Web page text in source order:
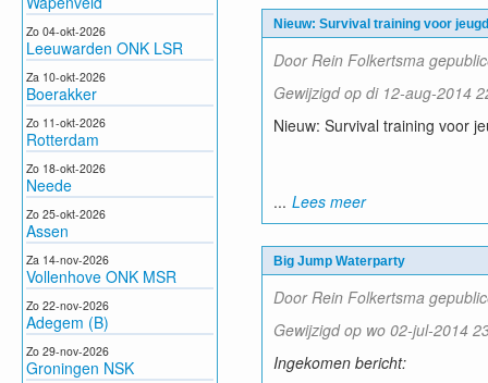
Zo 04-okt-2026
Leeuwarden ONK LSR
Za 10-okt-2026
Boerakker
Zo 11-okt-2026
Rotterdam
Zo 18-okt-2026
Neede
Zo 25-okt-2026
Assen
Za 14-nov-2026
Vollenhove ONK MSR
Zo 22-nov-2026
Adegem (B)
Zo 29-nov-2026
Groningen NSK
Nieuw: Survival training voor
Door Rein Folkertsma
Gewijzigd op di 12-aug-2014
Nieuw: Survival training voor
... Lees meer
Big Jump Waterparty
Door Rein Folkertsma
Gewijzigd op wo 02-jul-2014
Ingekomen bericht: